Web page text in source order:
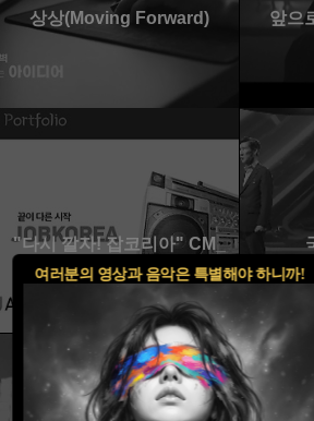
여러분의 영상과 음악은 특별해야 하니까!
상상(Moving Forward)
앞으
"다시 깔자! 잡코리아" CM_
라디오광고
사행